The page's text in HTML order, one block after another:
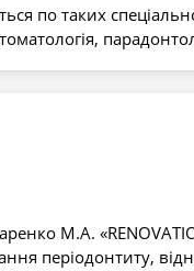
по таких
М.А.
періодонтиту,